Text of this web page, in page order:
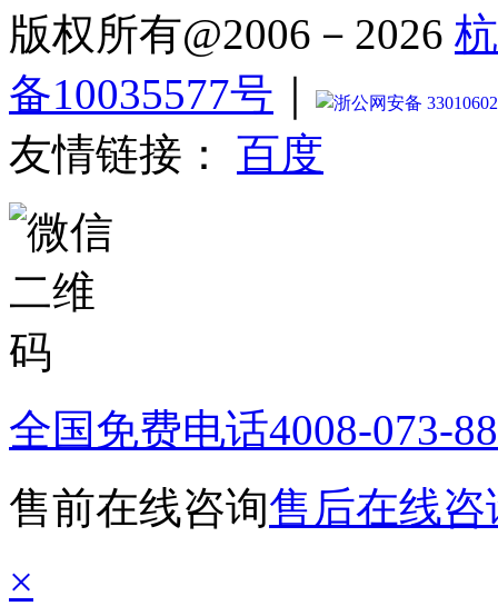
版权所有@2006－2026
备10035577号
浙公网安备
友情链接： 百度
全国免费电话4008-073-
售前在线咨询售后在线咨
×